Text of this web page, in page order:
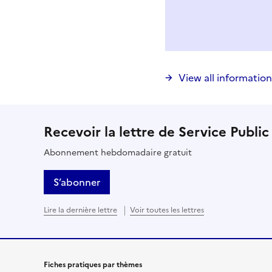
View all
Recevoir la lettre de Service Public
Abonnement hebdomadaire gratuit
S’abonner
Lire la dernière lettre Voir toutes les lettres
Fiches pratiques par thèmes